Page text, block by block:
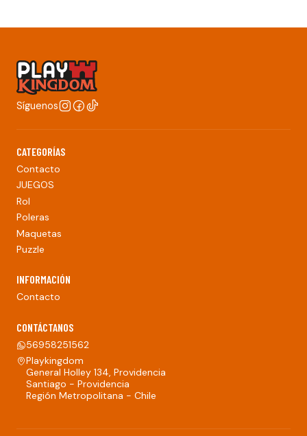
Síguenos
CATEGORÍAS
Contacto
JUEGOS
Rol
Poleras
Maquetas
Puzzle
INFORMACIÓN
Contacto
CONTÁCTANOS
56958251562
Playkingdom
General Holley 134, Providencia
Santiago - Providencia
Región Metropolitana - Chile